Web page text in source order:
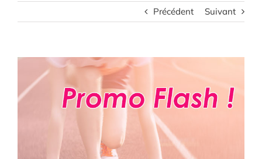
Précédent Suivant
l'image
agrandie